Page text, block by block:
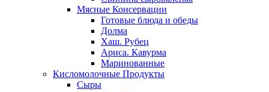
Мясные Консервации
Готовые блюда и обеды
Долма
Хаш. Рубец
Ариса. Кавурма
Маринованные
Кисломолочные Продукты
Сыры